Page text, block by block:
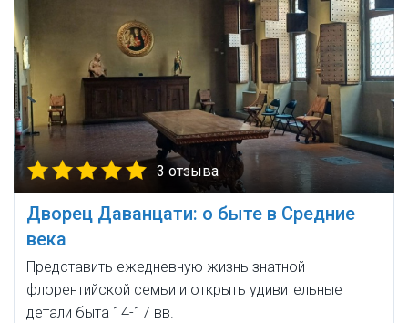
3 отзыва
Дворец Даванцати: о быте в Средние
века
Представить ежедневную жизнь знатной
флорентийской семьи и открыть удивительные
детали быта 14-17 вв.